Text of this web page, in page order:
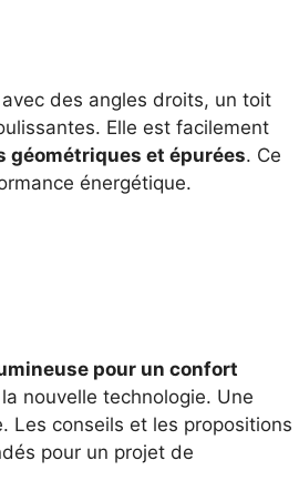
des angles droits, un toit
Elle est facilement
géométriques et épurées. Ce
énergétique.
pour un confort
nouvelle technologie. Une
Les conseils et les propositions
pour un projet de